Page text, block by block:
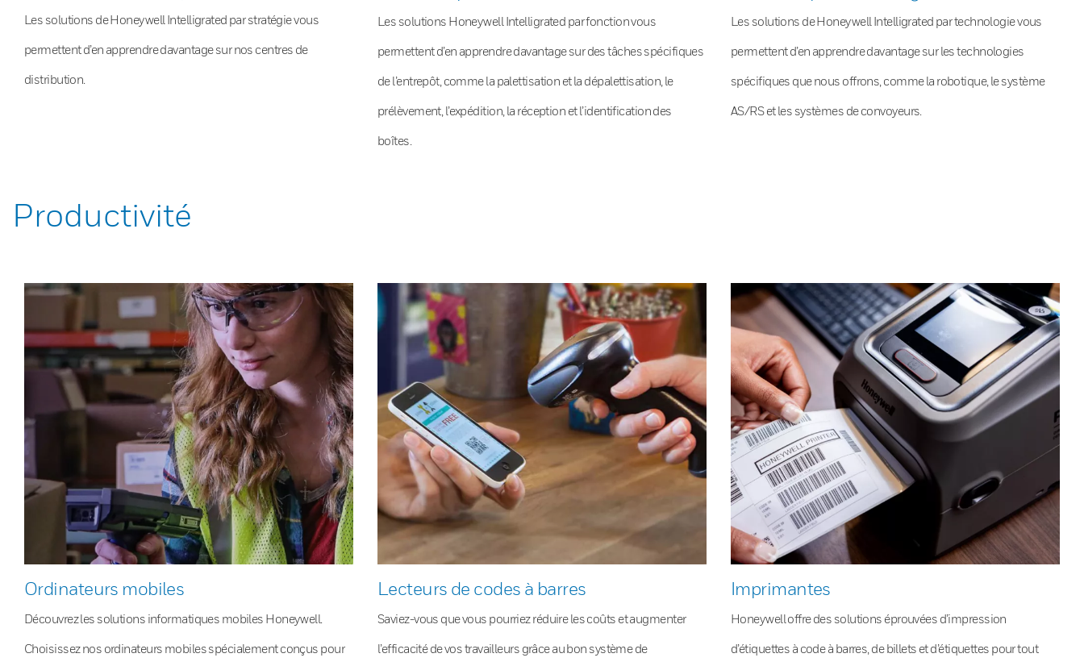
Les solutions de Honeywell Intelligrated par stratégie vous
permettent d’en apprendre davantage sur nos centres de
distribution.
Les solutions Honeywell Intelligrated par fonction vous
permettent d’en apprendre davantage sur des tâches spécifiques
de l’entrepôt, comme la palettisation et la dépalettisation, le
prélèvement, l’expédition, la réception et l’identification des
boîtes.
Les solutions de Honeywell Intelligrated par technologie vous
permettent d’en apprendre davantage sur les technologies
spécifiques que nous offrons, comme la robotique, le système
AS/RS et les systèmes de convoyeurs.
Productivité
Ordinateurs mobiles
Découvrez les solutions informatiques mobiles Honeywell.
Choisissez nos ordinateurs mobiles spécialement conçus pour
Lecteurs de codes à barres
Saviez-vous que vous pourriez réduire les coûts et augmenter
l’efficacité de vos travailleurs grâce au bon système de
Imprimantes
Honeywell offre des solutions éprouvées d’impression
d’étiquettes à code à barres, de billets et d’étiquettes pour tout